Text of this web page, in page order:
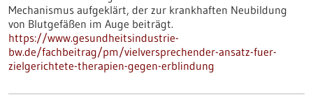
Mechanismus aufgeklärt, der zur krankhaften Neubildung
von Blutgefäßen im Auge beiträgt.
https://www.gesundheitsindustrie-
bw.de/fachbeitrag/pm/vielversprechender-ansatz-fuer-
zielgerichtete-therapien-gegen-erblindung